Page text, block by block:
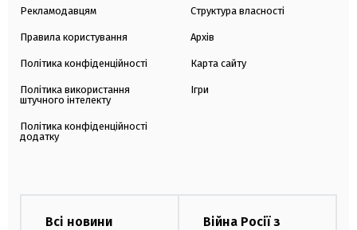
Рекламодавцям
Правила користування
Політика конфіденційності
Політика використання
штучного інтелекту
Політика конфіденційності
додатку
Структура власності
Архів
Карта сайту
Ігри
Всі новини
Війна Росії з